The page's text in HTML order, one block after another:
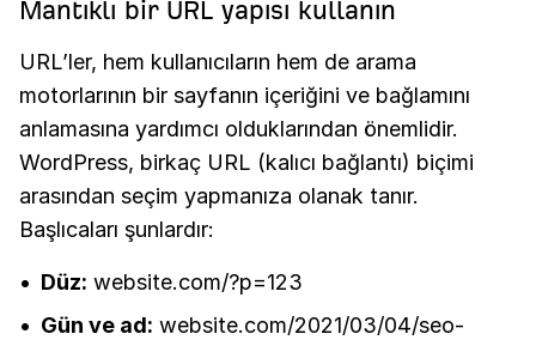
Mantıklı bir URL yapısı kullanın
URL’ler, hem kullanıcıların hem de arama
motorlarının bir sayfanın içeriğini ve bağlamını
anlamasına yardımcı olduklarından önemlidir.
WordPress, birkaç URL (kalıcı bağlantı) biçimi
arasından seçim yapmanıza olanak tanır.
Başlıcaları şunlardır:
Düz: website.com/?p=123
Gün ve ad: website.com/2021/03/04/seo-